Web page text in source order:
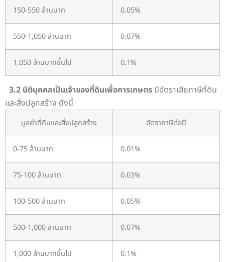
150-550 ล้านบาท 0.05%
550-1,050 ล้านบาท 0.07%
1,050 ล้านบาทขึ้นไป 0.1%
3.2 นิติบุคคลเป็นเจ้าของที่ดินเพื่อการเกษตร มีอัตราเสียภาษีที่ดิน
และสิ่งปลูกสร้าง ดังนี้
มูลค่าที่ดินและสิ่งปลูกสร้าง อัตราภาษีต่อปี
0-75 ล้านบาท 0.01%
75-100 ล้านบาท 0.03%
100-500 ล้านบาท 0.05%
500-1,000 ล้านบาท 0.07%
1,000 ล้านบาทขึ้นไป 0.1%